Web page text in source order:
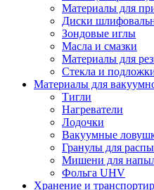
Материалы для
Диски
Зондовые иглы
Масла и смазки
Материалы для
Стекла и
Материалы для
Тигли
Нагреватели
Лодочки
Вакуумные
Гранулы для
Мишени для
Фольга UHV
Хранение и